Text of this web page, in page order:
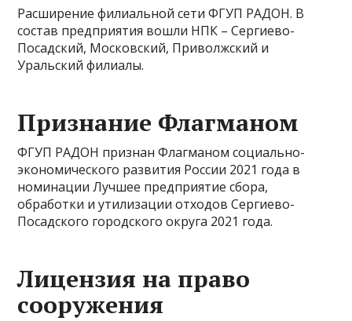
Расширение филиальной сети ФГУП РАДОН. В
состав предприятия вошли НПК – Сергиево-
Посадский, Московский, Приволжский и
Уральский филиалы.
Признание Флагманом
ФГУП РАДОН признан Флагманом социально-
экономического развития России 2021 года в
номинации Лучшее предприятие сбора,
обработки и утилизации отходов Сергиево-
Посадского городского округа 2021 года.
Лицензия на право
сооружения